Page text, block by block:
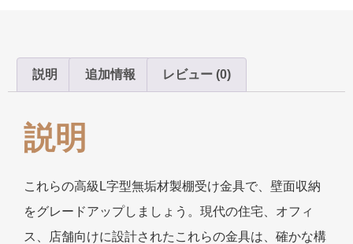
説明 追加情報 レビュー (0)
説明
これらの高級L字型無垢材製棚受け金具で、壁面収納
をグレードアップしましょう。現代の住宅、オフィ
ス、店舗向けに設計されたこれらの金具は、確かな構